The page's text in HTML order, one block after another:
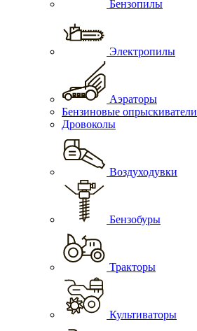
Бензопилы
Электропилы
Аэраторы
Бензиновые опрыскиватели
Дровоколы
Воздуходувки
Бензобуры
Тракторы
Культиваторы